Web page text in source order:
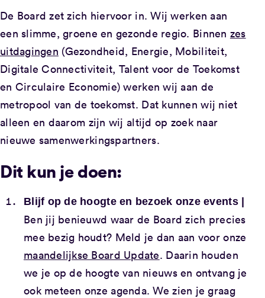
De Board zet zich hiervoor in. Wij werken aan
een slimme, groene en gezonde regio. Binnen zes
uitdagingen (Gezondheid, Energie, Mobiliteit,
Digitale Connectiviteit, Talent voor de Toekomst
en Circulaire Economie) werken wij aan de
metropool van de toekomst. Dat kunnen wij niet
alleen en daarom zijn wij altijd op zoek naar
nieuwe samenwerkingspartners.
Dit kun je doen:
Blijf op de hoogte en bezoek onze events |
Ben jij benieuwd waar de Board zich precies
mee bezig houdt? Meld je dan aan voor onze
maandelijkse Board Update. Daarin houden
we je op de hoogte van nieuws en ontvang je
ook meteen onze agenda. We zien je graag